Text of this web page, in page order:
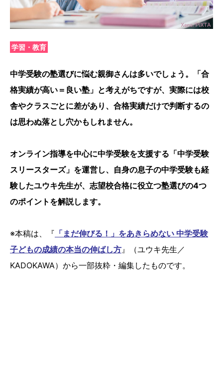
学習・教育
中学受験の塾選びに悩む親御さんは多いでしょう。「合
格実績が高い＝良い塾」と考えがちですが、実際には校
舎やクラスごとに差があり、合格実績だけで判断するの
は思わぬ落とし穴かもしれません。
オンライン指導を中心に中学受験を支援する「中学受験
スリースターズ」を運営し、自身の息子の中学受験も経
験したユウキ先生が、志望校合格に役立つ塾選びの4つ
のポイントを解説します。
※本稿は、『 「まだ伸びる！」をあきらめない 中学受験
子どもの成績の本当の伸ばし方 』（ユウキ先生／
KADOKAWA）から一部抜粋・編集したものです。